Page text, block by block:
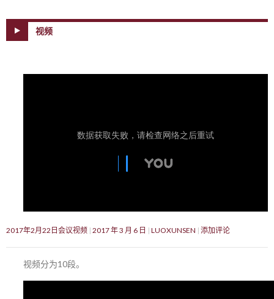
视频
2017年2月22日会议视频 2017 年 3 月 6 日 LUOXUNSEN 添加评论
视频分为10段。